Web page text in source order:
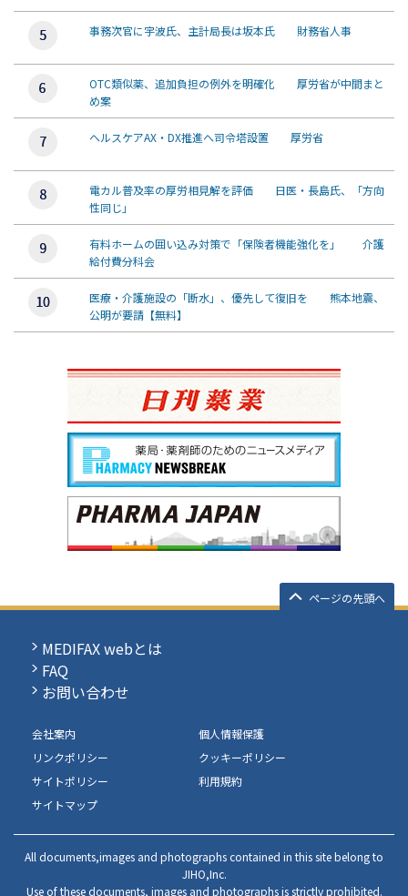
事務次官に宇波氏、主計局長は坂本氏 財務省人事
OTC類似薬、追加負担の例外を明確化 厚労省が中間まと
め案
ヘルスケアAX・DX推進へ司令塔設置 厚労省
電カル普及率の厚労相見解を評価 日医・長島氏、「方向
性同じ」
有料ホームの囲い込み対策で「保険者機能強化を」 介護
給付費分科会
医療・介護施設の「断水」、優先して復旧を 熊本地震、
公明が要請【無料】
ページの先頭へ
MEDIFAX webとは
FAQ
お問い合わせ
会社案内
個人情報保護
リンクポリシー
クッキーポリシー
サイトポリシー
利用規約
サイトマップ
All documents,images and photographs contained in this site belong to
JIHO,Inc.
Use of these documents, images and photographs is strictly prohibited.